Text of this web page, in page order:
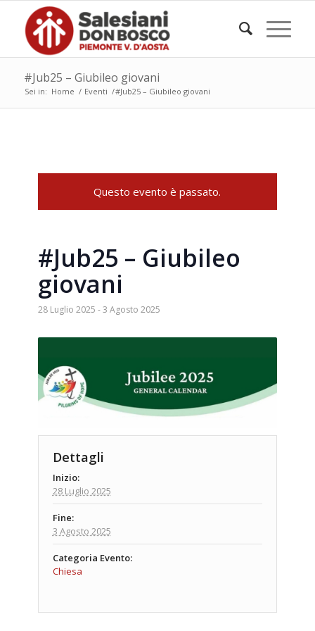
#Jub25 – Giubileo giovani
Sei in: Home / Eventi /#Jub25 – Giubileo giovani
Questo evento è passato.
#Jub25 – Giubileo
giovani
28 Luglio 2025 -3 Agosto 2025
Dettagli
Inizio:
28 Luglio 2025
Fine:
3 Agosto 2025
Categoria Evento:
Chiesa